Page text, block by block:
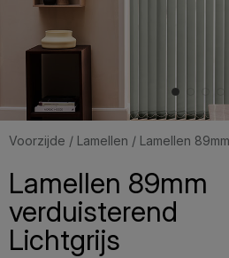
Voorzijde / Lamellen / Lamellen
Lamellen 89mm
verduisterend
Lichtgrijs